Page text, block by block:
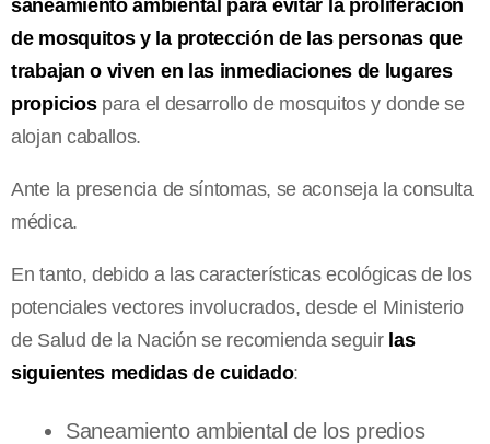
saneamiento ambiental para evitar la proliferación
de mosquitos y la protección de las personas que
trabajan o viven en las inmediaciones de lugares
propiciospara el desarrollo de mosquitos y donde se
alojan caballos.
Ante la presencia de síntomas, se aconseja la consulta
médica.
En tanto, debido a las características ecológicas de los
potenciales vectores involucrados, desde el Ministerio
de Salud de la Nación se recomienda seguir las
siguientes medidas de cuidado:
Saneamiento ambiental de los predios